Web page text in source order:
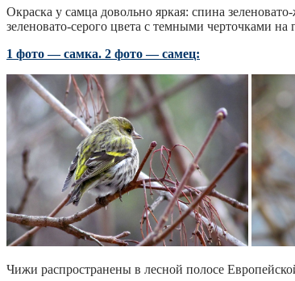
Окраска у самца довольно яркая: спина
зеленовато-серого цвета с темными черточками на
1 фото — самка. 2 фото — самец:
Чижи распространены в лесной полосе